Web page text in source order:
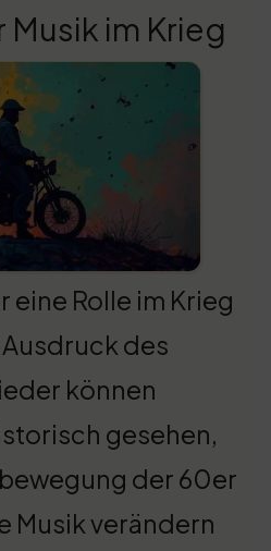
Musik im Krieg
eine Rolle im Krieg
des
können
gesehen,
der 60er
Musik verändern